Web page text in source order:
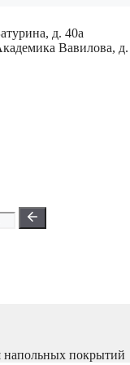
д. 40а
Вавилова,
напольных покрытий